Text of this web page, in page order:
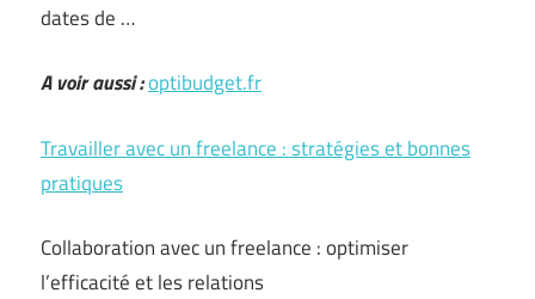
dates de …
A voir aussi :optibudget.fr
Travailler avec un freelance : stratégies et bonnes
pratiques
Collaboration avec un freelance : optimiser
l’efficacité et les relations